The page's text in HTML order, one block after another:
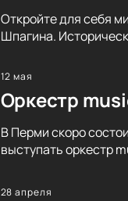
Откройте для себя
Шпагина.
12 мая
Оркестр
В Перми скоро
выступать оркестр
28 апреля